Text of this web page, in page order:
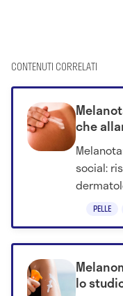
CONTENUTI CORRELATI
PELLE
che
social:
lo